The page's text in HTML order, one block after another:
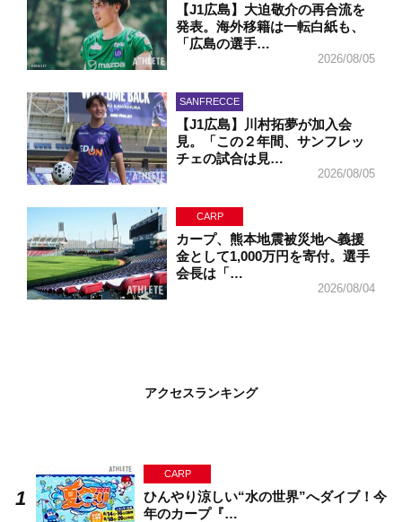
【J1広島】大迫敬介の再合流を
発表。海外移籍は一転白紙も、
「広島の選手…
2026/08/05
SANFRECCE
【J1広島】川村拓夢が加入会
見。「この２年間、サンフレッ
チェの試合は見…
2026/08/05
CARP
カープ、熊本地震被災地へ義援
金として1,000万円を寄付。選手
会長は「…
2026/08/04
アクセスランキング
CARP
ひんやり涼しい“水の世界”へダイブ！今
年のカープ『…